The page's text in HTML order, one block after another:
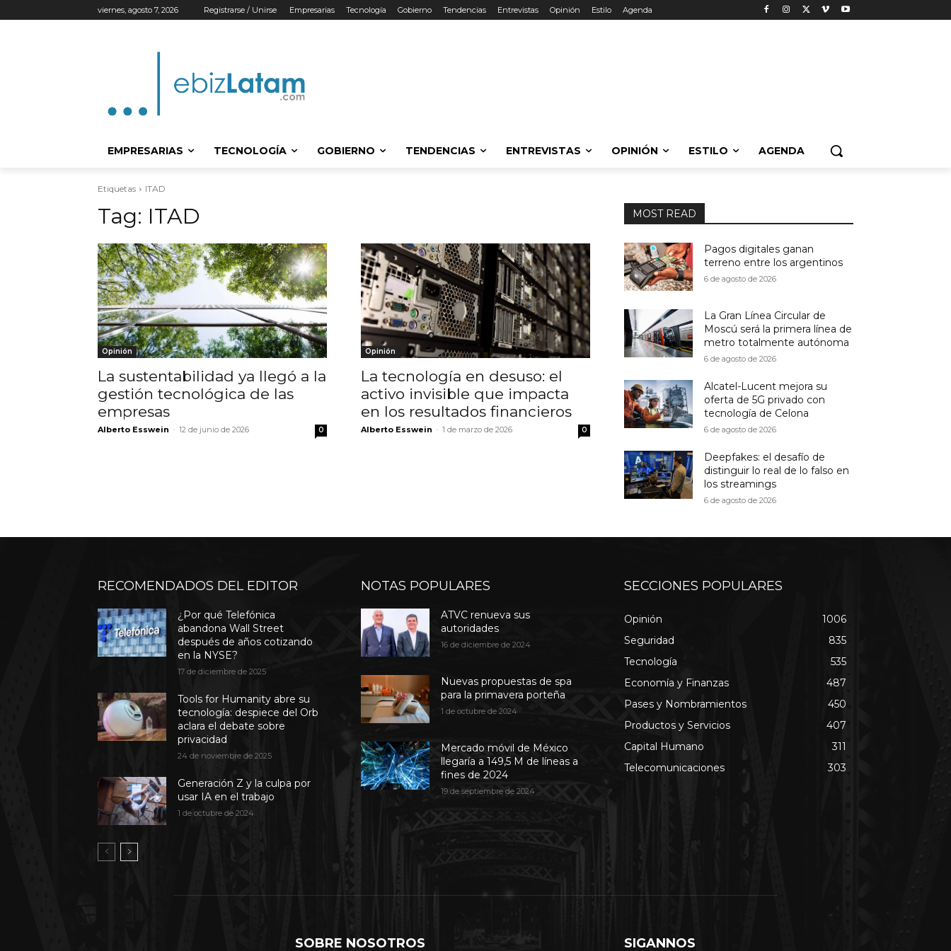
viernes, agosto 7, 2026 Registrarse / Unirse Empresarias Tecnología Gobierno Tendencias Entrevistas Opinión Estilo Agenda
EMPRESARIAS TECNOLOGÍA GOBIERNO TENDENCIAS ENTREVISTAS OPINIÓN ESTILO AGENDA
Etiquetas ITAD
Tag: ITAD
Opinión
La sustentabilidad ya llegó a la
gestión tecnológica de las
empresas
Alberto Esswein - 12 de junio de 2026 0
Opinión
La tecnología en desuso: el
activo invisible que impacta
en los resultados financieros
Alberto Esswein - 1 de marzo de 2026 0
MOST READ
Pagos digitales ganan
terreno entre los argentinos
6 de agosto de 2026
La Gran Línea Circular de
Moscú será la primera línea de
metro totalmente autónoma
6 de agosto de 2026
Alcatel-Lucent mejora su
oferta de 5G privado con
tecnología de Celona
6 de agosto de 2026
Deepfakes: el desafío de
distinguir lo real de lo falso en
los streamings
6 de agosto de 2026
RECOMENDADOS DEL EDITOR
¿Por qué Telefónica
abandona Wall Street
después de años cotizando
en la NYSE?
17 de diciembre de 2025
Tools for Humanity abre su
tecnología: despiece del Orb
aclara el debate sobre
privacidad
24 de noviembre de 2025
Generación Z y la culpa por
usar IA en el trabajo
1 de octubre de 2024
NOTAS POPULARES
ATVC renueva sus
autoridades
16 de diciembre de 2024
Nuevas propuestas de spa
para la primavera porteña
1 de octubre de 2024
Mercado móvil de México
llegaría a 149,5 M de líneas a
fines de 2024
19 de septiembre de 2024
SECCIONES POPULARES
Opinión
1006
Seguridad
835
Tecnología
535
Economía y Finanzas
487
Pases y Nombramientos
450
Productos y Servicios
407
Capital Humano
311
Telecomunicaciones
303
SOBRE NOSOTROS SIGANNOS